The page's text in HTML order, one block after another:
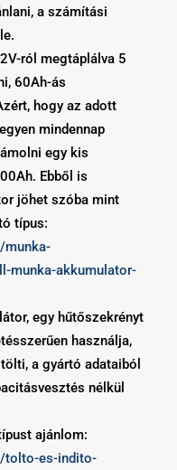
a számítási
ról megtáplálva 5
60Ah-ás
hogy az adott
mindennap
egy kis
Ebből is
jöhet szóba mint
típus:
munka-
munka-akkumulator-
egy hűtőszekrényt
használja,
a gyártó adataiból
nélkül
ajánlom:
tolto-es-indito-